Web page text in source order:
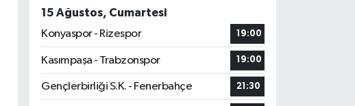
15 Ağustos, Cumartesi
Konyaspor - Rizespor
19:00
Kasımpaşa - Trabzonspor 19:00
Gençlerbirliği S.K. - Fenerbahçe 21:30